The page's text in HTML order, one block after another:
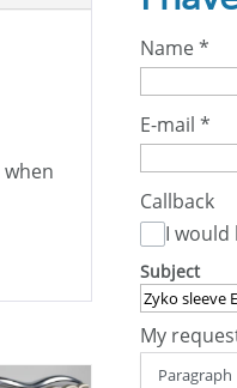
Name*
E-mail *
Callback
I would
Subject
My
Paragraph